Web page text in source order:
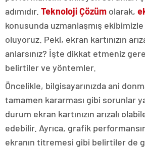
adımıdır. Teknoloji Çözüm olarak,
konusunda uzmanlaşmış ekibimizle
oluyoruz. Peki, ekran kartınızın
anlarsınız? İşte dikkat etmeniz
belirtiler ve yöntemler.
Öncelikle, bilgisayarınızda ani
tamamen kararması gibi sorunlar
durum ekran kartınızın arızalı
edebilir. Ayrıca, grafik
ekranın titremesi gibi belirtiler de